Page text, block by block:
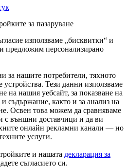
за пазаруване
използваме „бисквитки“ и
предложим персонализирано
за нашите потребители, тяхното
устройства. Тези данни използваме
на нашия уебсайт, за показване на
съдържание, както и за анализ на
Освен това можем да сравняваме
с външни доставчици и да ви
онлайн рекламни канали — но
услуги.
и нашата декларация за
съгласието си.